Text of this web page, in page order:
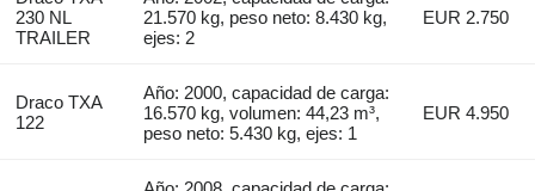
230 NL
TRAILER
21.570 kg, peso neto: 8.430 kg,
ejes: 2
EUR 2.750
Draco TXA
122
Año: 2000, capacidad de carga:
16.570 kg, volumen: 44,23 m³,
peso neto: 5.430 kg, ejes: 1
EUR 4.950